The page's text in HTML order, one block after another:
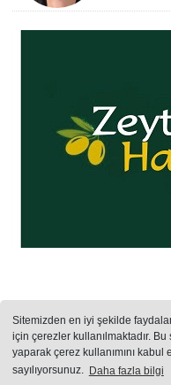
Sitemizden en iyi şekilde
için çerezler kullanılmaktadır.
yaparak çerez kullanımını kabul
sayılıyorsunuz. Daha fazla bilgi
Sitemizde bulunan
içerikler